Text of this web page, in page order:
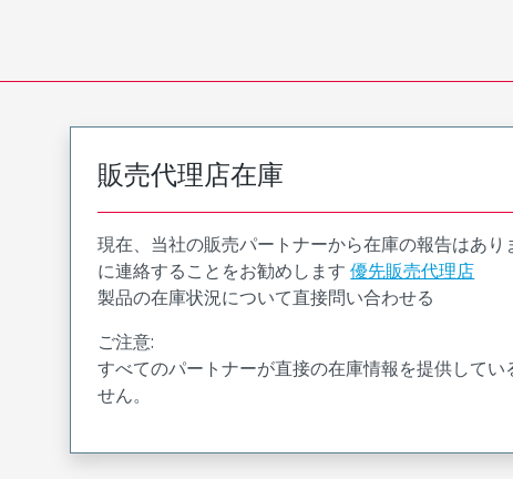
販売代理店在庫
現在、当社の販売パートナーから在庫の報告はあり
に連絡することをお勧めします 優先販売代理店
製品の在庫状況について直接問い合わせる
ご注意:
すべてのパートナーが直接の在庫情報を提供してい
せん。